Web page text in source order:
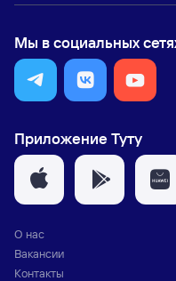
Мы в социальных
Приложение Туту
О нас
Вакансии
Контакты